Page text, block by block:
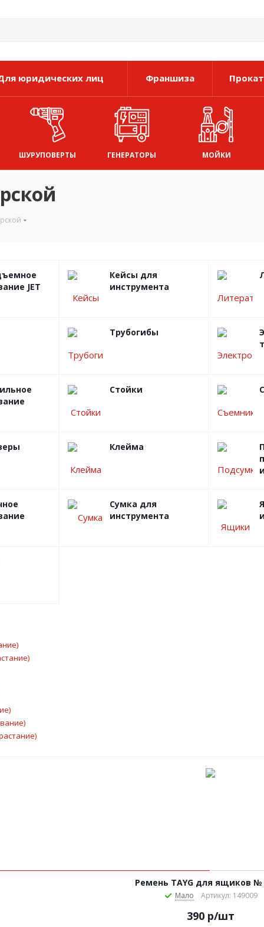
юридических лиц Франшиза Прокат
ШУРУПОВЕРТЫ ГЕНЕРАТОРЫ МОЙКИ
JET
Кейсы для
инструмента
Трубогибы
Стойки
Клейма
Сумка для
инструмента
Ремень TAYG для ящиков №
Мало Артикул: 149009
390р/шт